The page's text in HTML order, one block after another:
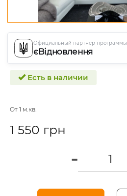
Официальный партнер программы
єВідновлення
Есть в наличии
От 1 м.кв.
1 550 грн